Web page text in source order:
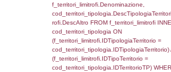
0.068650007247925
sql: SELECT